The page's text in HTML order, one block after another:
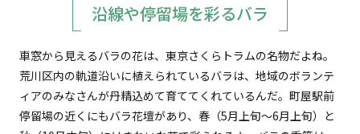
沿線や停留場を彩るバラ
車窓から見えるバラの花は、東京さくらトラムの名物だよね。
荒川区内の軌道沿いに植えられているバラは、地域のボランテ
ィアのみなさんが丹精込めて育ててくれているんだ。町屋駅前
停留場の近くにもバラ花壇があり、春（5月上旬～6月上旬）と